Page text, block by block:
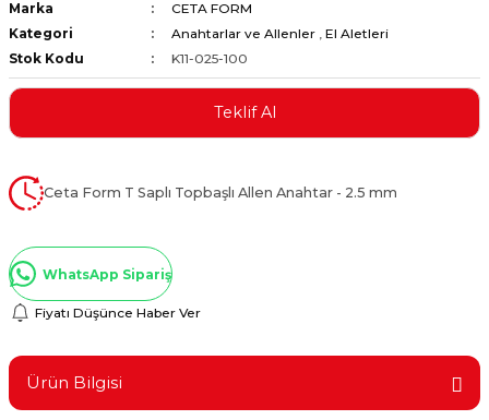
Kaplamalar
ve Penseler
Marka
CETA FORM
Kategori
Anahtarlar ve Allenler , El Aletleri
Stok Kodu
K11-025-100
Teklif Al
Ceta Form T Saplı Topbaşlı Allen Anahtar - 2.5 mm
WhatsApp Sipariş
Fiyatı Düşünce Haber Ver
Ürün Bilgisi